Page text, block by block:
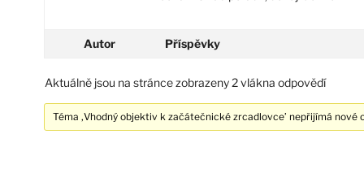
Autor Příspěvky
Aktuálně jsou na stránce zobrazeny 2 vlákna odpovědí
Téma ‚Vhodný objektiv k začátečnické zrcadlovce’ nepřijímá nové